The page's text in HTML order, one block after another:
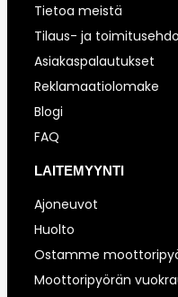
Tietoa meistä
Tilaus- ja
Asiakaspalautukset
Reklamaatiolomake
Blogi
FAQ
LAITEMYYNTI
Ajoneuvot
Huolto
Ostamme
Moottoripyörän